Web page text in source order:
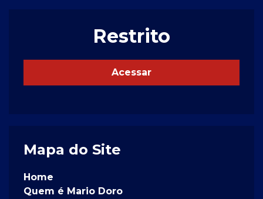
Restrito
Acessar
Mapa do Site
Home
Quem é Mario Doro